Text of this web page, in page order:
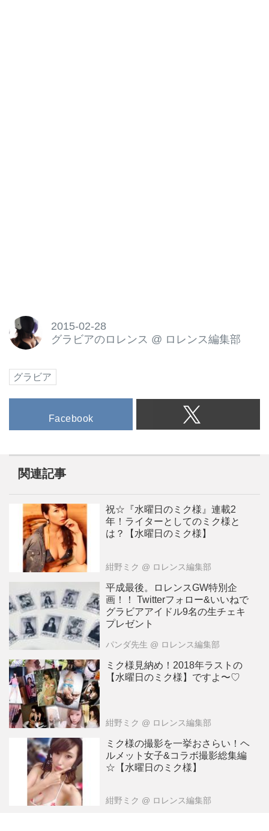
2015-02-28
グラビアのロレンス @ ロレンス編集部
グラビア
Facebook
関連記事
祝☆『水曜日のミク様』連載2
年！ライターとしてのミク様と
は？【水曜日のミク様】
紺野ミク @ ロレンス編集部
平成最後。ロレンスGW特別企
画！！ Twitterフォロー&いいねで
グラビアアイドル9名の生チェキ
プレゼント
パンダ先生 @ ロレンス編集部
ミク様見納め！2018年ラストの
【水曜日のミク様】ですよ〜♡
紺野ミク @ ロレンス編集部
ミク様の撮影を一挙おさらい！ヘ
ルメット女子&コラボ撮影総集編
☆【水曜日のミク様】
紺野ミク @ ロレンス編集部